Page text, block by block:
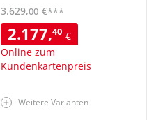
2.177,40 €
Online zum
Kundenkartenpreis
3.629,00 €***
Weitere Varianten